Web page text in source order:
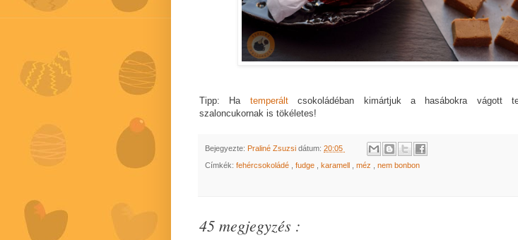
Tipp: Ha temperáltcsokoládéban kimártjuk a hasábokra vágott
szaloncukornak is tökéletes!
Bejegyezte: Praliné Zsuzsi dátum: 20:05
Címkék: fehércsokoládé fudge karamell méz nem bonbon
45 megjegyzés :